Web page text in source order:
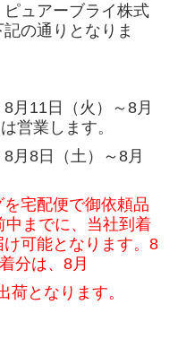
ュアーブライ株式
の通りとなりま
月11日（火）～8月
営業します。
月8日（土）～8月
宅配便で御依頼品
までに、当社到着
可能となります。8
着分は、8月
荷となります。